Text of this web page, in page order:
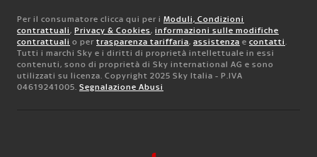
Per il consumatore clicca qui per i Moduli, Condizioni
contrattuali, Privacy & Cookies, informazioni sulle modifiche
contrattuali o per trasparenza tariffaria, assistenza e contatti.
Tutti i marchi Sky e i diritti di proprietà intellettuale in essi
contenuti, sono di proprietà di Sky international AG e sono
utilizzati su licenza. Copyright 2025 Sky Italia - P.IVA
04619241005. Segnalazione Abusi